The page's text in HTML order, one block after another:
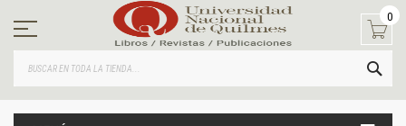
contenido
0